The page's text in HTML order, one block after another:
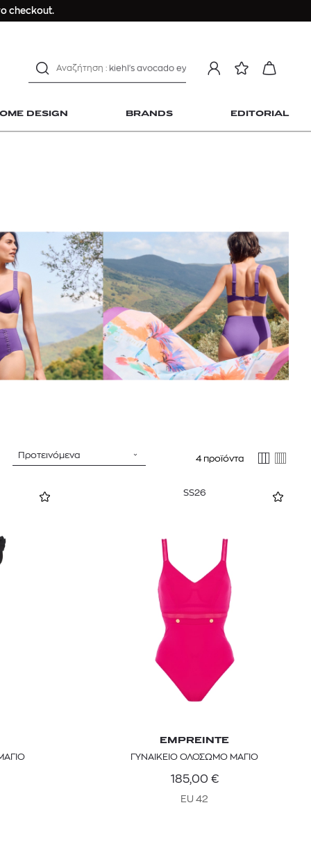
checkout.
DESIGN BRANDS EDITORIAL
kiehl's avocado eye
estee lauder double wear
kiehl's avocado eye
mcm
sandro
Προτεινόμενα 4 προϊόντα
SS26
EMPREINTE
ΓΥΝΑΙΚΕΙΟ ΟΛΟΣΩΜΟ ΜΑΓΙΟ
185,00 €
EU 42